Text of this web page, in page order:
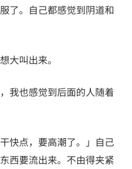
了。自己都感觉到阴道和
大叫出来。
我也感觉到后面的人随着
快点，要高潮了。」自己
西要流出来。不由得夹紧